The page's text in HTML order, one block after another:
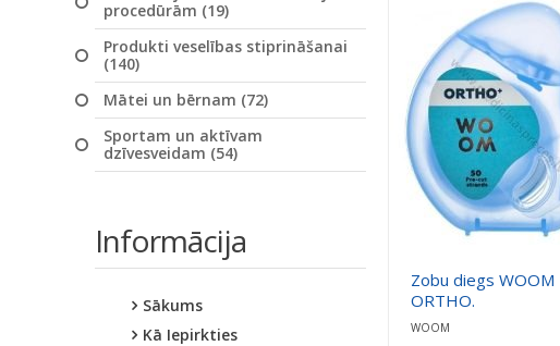
procedūrām (19)
Produkti veselības stiprināšanai
(140)
Mātei un bērnam (72)
Sportam un aktīvam
dzīvesveidam (54)
Informācija
Sākums
Kā Iepirkties
Zobu diegs WOOM
ORTHO.
WOOM